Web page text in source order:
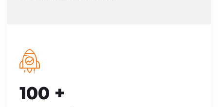
100 +